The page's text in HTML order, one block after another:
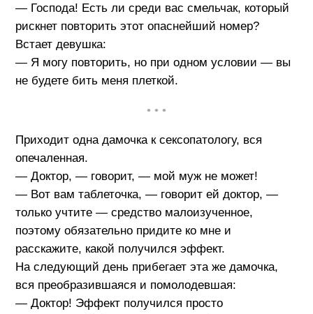
— Господа! Есть ли среди вас смельчак, который
рискнет повторить этот опаснейший номер?
Встает девушка:
— Я могу повторить, но при одном условии — вы
не будете бить меня плеткой.
• • •
Приходит одна дамочка к сексопатологу, вся
опечаленная.
— Доктор, — говорит, — мой муж не может!
— Вот вам таблеточка, — говорит ей доктор, —
только учтите — средство малоизученное,
поэтому обязательно придите ко мне и
расскажите, какой получился эффект.
На следующий день прибегает эта же дамочка,
вся преобразившаяся и помолодевшая:
— Доктор! Эффект получился просто